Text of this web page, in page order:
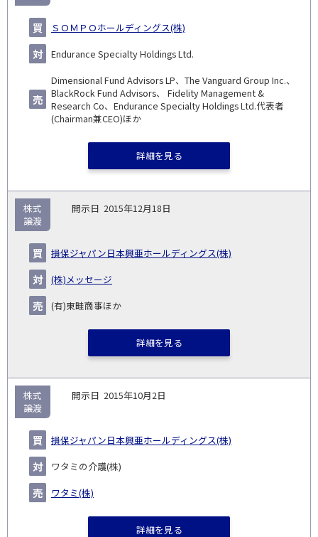
ＳＯＭＰＯホールディングス(株)
Endurance Specialty Holdings Ltd.
Dimensional Fund Advisors LP、The Vanguard Group Inc.、
BlackRock Fund Advisors、 Fidelity Management &
Research Co、Endurance Specialty Holdings Ltd.代表者
(Chairman兼CEO)ほか
詳細を見る
2015年12月18日
損保ジャパン日本興亜ホールディングス(株)
(株)メッセージ
(有)東畦商事ほか
株式
譲渡
詳細を見る
2015年10月2日
損保ジャパン日本興亜ホールディングス(株)
ワタミの介護(株)
ワタミ(株)
株式
譲渡
詳細を見る